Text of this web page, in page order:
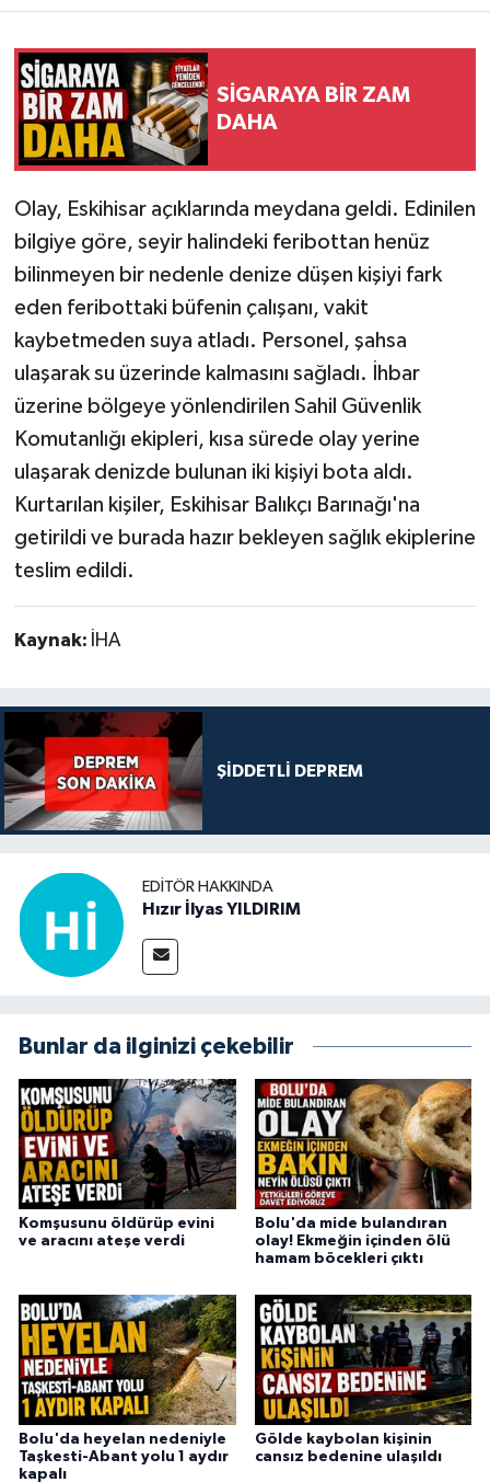
SİGARAYA BİR ZAM
DAHA
Olay, Eskihisar açıklarında meydana geldi. Edinilen
bilgiye göre, seyir halindeki feribottan henüz
bilinmeyen bir nedenle denize düşen kişiyi fark
eden feribottaki büfenin çalışanı, vakit
kaybetmeden suya atladı. Personel, şahsa
ulaşarak su üzerinde kalmasını sağladı. İhbar
üzerine bölgeye yönlendirilen Sahil Güvenlik
Komutanlığı ekipleri, kısa sürede olay yerine
ulaşarak denizde bulunan iki kişiyi bota aldı.
Kurtarılan kişiler, Eskihisar Balıkçı Barınağı'na
getirildi ve burada hazır bekleyen sağlık ekiplerine
teslim edildi.
Kaynak: İHA
ŞİDDETLİ DEPREM
EDITÖR HAKKINDA
Hızır İlyas YILDIRIM
Bunlar da ilginizi çekebilir
Komşusunu öldürüp evini
ve aracını ateşe verdi
Bolu'da mide bulandıran
olay! Ekmeğin içinden ölü
hamam böcekleri çıktı
Bolu'da heyelan nedeniyle
Taşkesti-Abant yolu 1 aydır
kapalı
Gölde kaybolan kişinin
cansız bedenine ulaşıldı